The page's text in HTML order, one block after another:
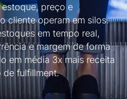
preço e
cliente operam em silos.
em tempo real,
e margem de forma
em média 3x mais receita
de fulfillment.